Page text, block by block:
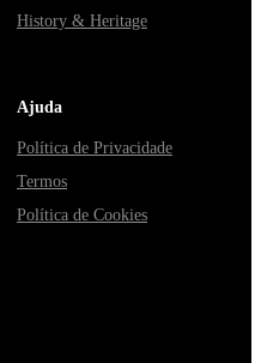
History & Heritage
Ajuda
Política de Privacidade
Termos
Política de Cookies